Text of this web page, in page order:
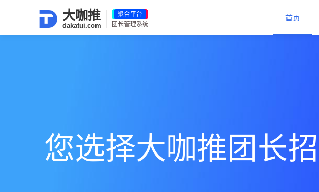
大咖推
dakatui.com 团长管理系统
首页
您选择大咖推团长
您选择大咖推团长
您选择大咖推团长